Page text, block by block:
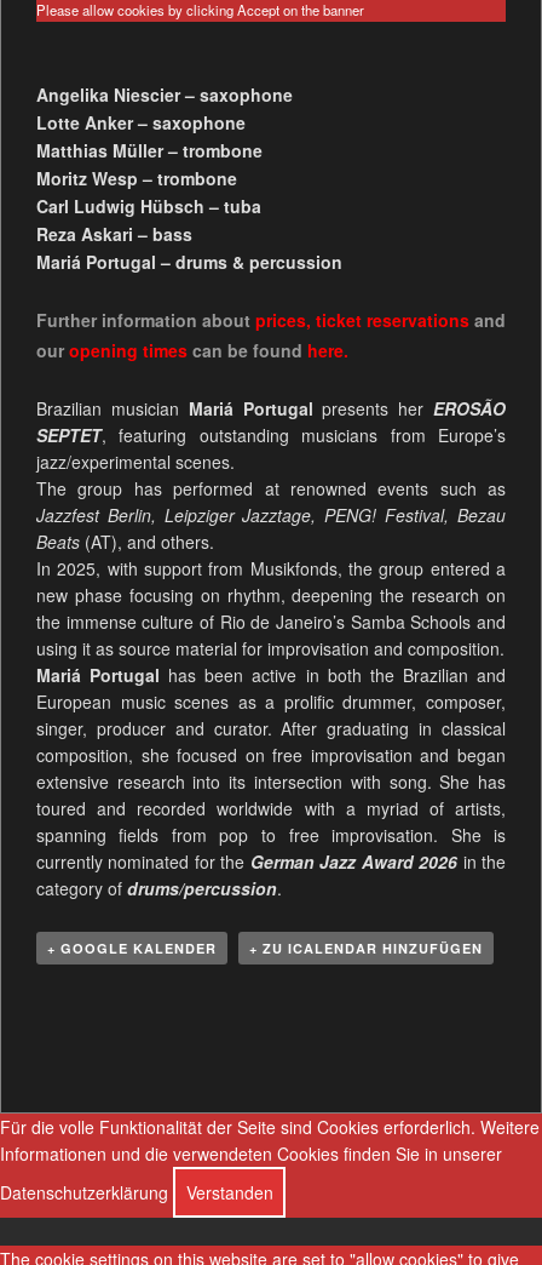
Please allow cookies by clicking Accept on the banner
Angelika Niescier – saxophone
Lotte Anker – saxophone
Matthias Müller – trombone
Moritz Wesp – trombone
Carl Ludwig Hübsch – tuba
Reza Askari – bass
Mariá Portugal – drums & percussion
Further information about prices,ticket reservations and
our opening timescan be found here.
Brazilian musician Mariá Portugal presents herEROSÃO
SEPTET, featuring outstanding musicians from Europe’s
jazz/experimental scenes.
The group has performed at renowned events such as
Jazzfest Berlin, Leipziger Jazztage, PENG! Festival, Bezau
Beats(AT), and others.
In 2025, with support from Musikfonds, the group entered a
new phase focusing on rhythm, deepening the research on
the immense culture of Rio de Janeiro’s Samba Schools and
using it as source material for improvisation and composition.
Mariá Portugal has been active in both the Brazilian and
European music scenes as a prolific drummer, composer,
singer, producer and curator. After graduating in classical
composition, she focused on free improvisation and began
extensive research into its intersection with song. She has
toured and recorded worldwide with a myriad of artists,
spanning fields from pop to free improvisation. She is
currently nominated for the German Jazz Award 2026 in the
category of drums/percussion.
+ GOOGLE KALENDER + ZU ICALENDAR HINZUFÜGEN
n
s
a
Für die volle Funktionalität der Seite sind Cookies erforderlich. Weitere
Informationen und die verwendeten Cookies finden Sie in unserer
Datenschutzerklärung
Verstanden
The cookie settings on this website are set to "allow cookies" to give